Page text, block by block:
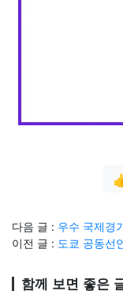
다음 글 : 우수 국제경
이전 글 : 도쿄 공동선
함께 보면 좋은